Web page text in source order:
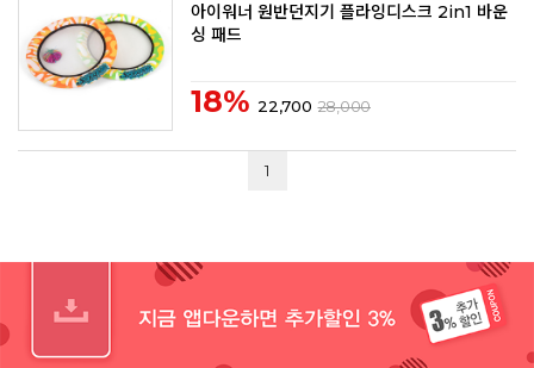
아이워너 원반던지기 플라잉디스크 2in1 바운
싱 패드
18% 22,700 28,000
1